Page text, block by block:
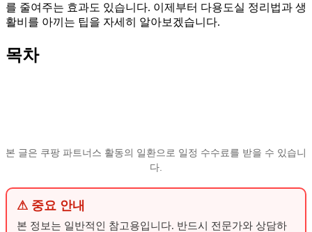
를 줄여주는 효과도 있습니다. 이제부터 다용도실 정리법과 생
활비를 아끼는 팁을 자세히 알아보겠습니다.
목차
본 글은 쿠팡 파트너스 활동의 일환으로 일정 수수료를 받을 수 있습니
다.
⚠ 중요 안내
본 정보는 일반적인 참고용입니다. 반드시 전문가와 상담하